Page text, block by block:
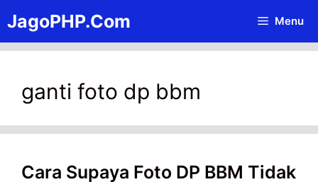
to
content
JagoPHP.Com Menu
ganti foto dp bbm
Cara Supaya Foto DP BBM Tidak